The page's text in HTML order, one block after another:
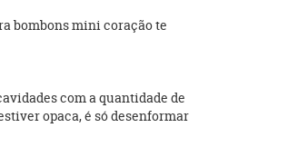
bombons mini coração te
com a quantidade de
opaca, é só desenformar